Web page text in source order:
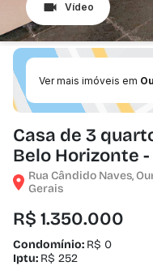
Vídeo
Ver mais imóveis em
Casa de 3
Belo Horizonte -
Rua Cândido Naves,
Gerais
R$ 1.350.000
Condomínio: R$ 0
Iptu: R$ 252